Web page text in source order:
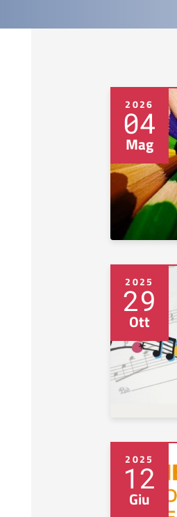
2026
04
Mag
2025
29
Ott
2025
12
Giu